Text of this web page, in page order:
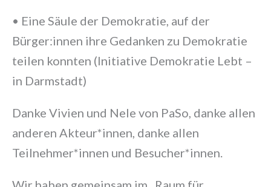
• Eine Säule der Demokratie, auf der
Bürger:innen ihre Gedanken zu Demokratie
teilen konnten (Initiative Demokratie Lebt –
in Darmstadt)
Danke Vivien und Nele von PaSo, danke allen
anderen Akteur*innen, danke allen
Teilnehmer*innen und Besucher*innen.